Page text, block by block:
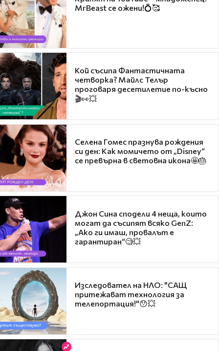
MrBeast се ожени!💍🥰
Кой съсипа Фантастичната
четворка? Майлс Телър
проговаря десетилетие по-късно
🎬👀💥
Селена Гомес празнува рождения
си ден: Как момичето от „Disney“
се превърна в световна икона🤩🎂
Джон Сина сподели 4 неща, които
могат да съсипят всяко GenZ:
„Ако ги имаш, провалът е
гарантиран“🧐💥
Изследовател на НЛО: "САЩ
притежават технология за
телепортация!"😯💥